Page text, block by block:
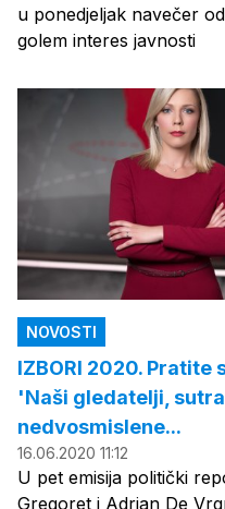
u ponedjeljak navečer
golem interes javnosti
NOVOSTI
IZBORI 2020. Pratite
'Naši gledatelji,
nedvosmislene...
16.06.2020 11:12
U pet emisija politički
Gregoret i Adrian De